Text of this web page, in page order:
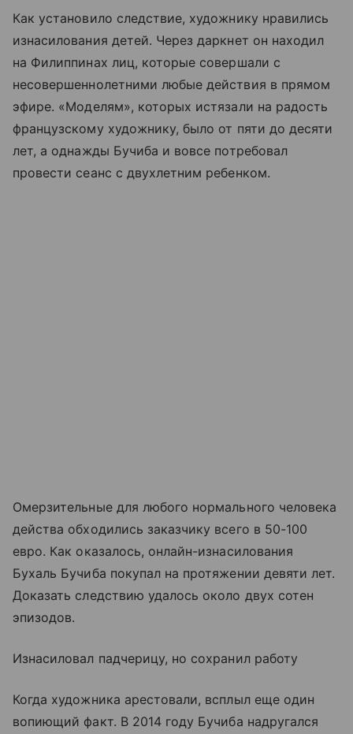
Как установило следствие, художнику нравились
изнасилования детей. Через даркнет он находил
на Филиппинах лиц, которые совершали с
несовершеннолетними любые действия в прямом
эфире. «Моделям», которых истязали на радость
французскому художнику, было от пяти до десяти
лет, а однажды Бучиба и вовсе потребовал
провести сеанс с двухлетним ребенком.
Омерзительные для любого нормального человека
действа обходились заказчику всего в 50-100
евро. Как оказалось, онлайн-изнасилования
Бухаль Бучиба покупал на протяжении девяти лет.
Доказать следствию удалось около двух сотен
эпизодов.
Изнасиловал падчерицу, но сохранил работу
Когда художника арестовали, всплыл еще один
вопиющий факт. В 2014 году Бучиба надругался